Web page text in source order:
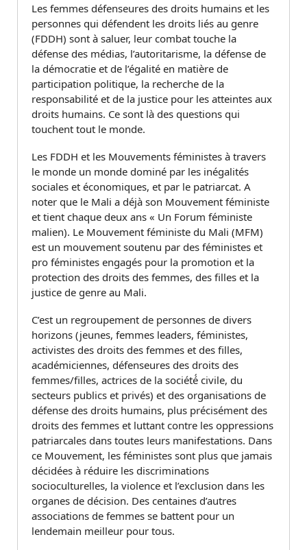
Les femmes défenseures des droits humains et les
personnes qui défendent les droits liés au genre
(FDDH) sont à saluer, leur combat touche la
défense des médias, l’autoritarisme, la défense de
la démocratie et de l’égalité en matière de
participation politique, la recherche de la
responsabilité et de la justice pour les atteintes aux
droits humains. Ce sont là des questions qui
touchent tout le monde.
Les FDDH et les Mouvements féministes à travers
le monde un monde dominé par les inégalités
sociales et économiques, et par le patriarcat. A
noter que le Mali a déjà son Mouvement féministe
et tient chaque deux ans « Un Forum féministe
malien). Le Mouvement féministe du Mali (MFM)
est un mouvement soutenu par des féministes et
pro féministes engagés pour la promotion et la
protection des droits des femmes, des filles et la
justice de genre au Mali.
C’est un regroupement de personnes de divers
horizons (jeunes, femmes leaders, féministes,
activistes des droits des femmes et des filles,
académiciennes, défenseures des droits des
femmes/filles, actrices de la société́ civile, du
secteurs publics et privés) et des organisations de
défense des droits humains, plus précisément des
droits des femmes et luttant contre les oppressions
patriarcales dans toutes leurs manifestations. Dans
ce Mouvement, les féministes sont plus que jamais
décidées à réduire les discriminations
socioculturelles, la violence et l’exclusion dans les
organes de décision. Des centaines d’autres
associations de femmes se battent pour un
lendemain meilleur pour tous.